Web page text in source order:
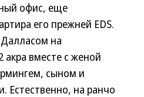
офис, еще
его прежней EDS.
на
вместе с женой
сыном и
на ранчо